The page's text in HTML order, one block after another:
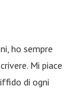
ho sempre
Mi piace
di ogni